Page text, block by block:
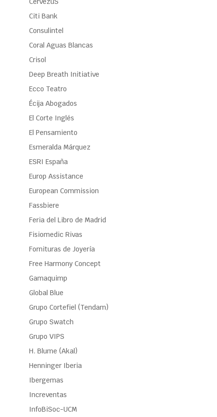
Citi Bank
Consulintel
Coral Aguas Blancas
Crisol
Deep Breath Initiative
Ecco Teatro
Écija Abogados
El Corte Inglés
El Pensamiento
Esmeralda Márquez
ESRI España
Europ Assistance
European Commission
Fassbiere
Feria del Libro de Madrid
Fisiomedic Rivas
Fornituras de Joyería
Free Harmony Concept
Gamaquimp
Global Blue
Grupo Cortefiel (Tendam)
Grupo Swatch
Grupo VIPS
H. Blume (Akal)
Henninger Iberia
Ibergemas
Increventas
InfoBiSoc-UCM